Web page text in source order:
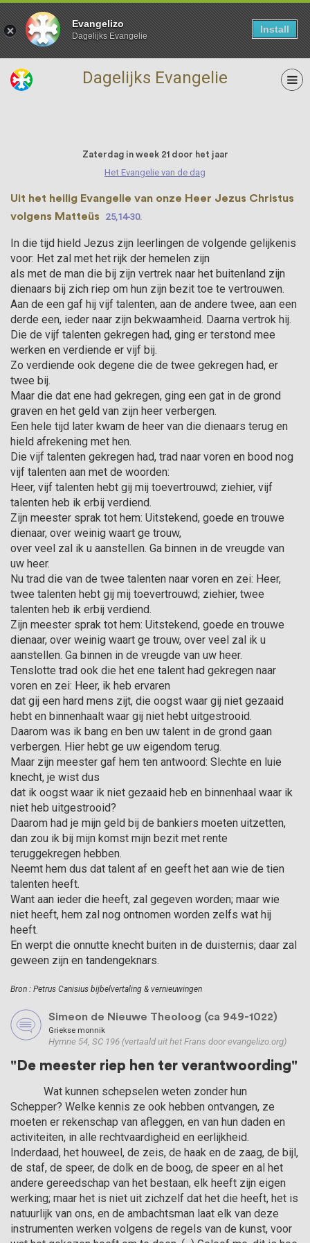
Evangelizo
Dagelijks Evangelie
Install
Dagelijks Evangelie 02 September
Zaterdag in week 21 door het jaar
Het Evangelie van de dag
Uit het heilig Evangelie van onze Heer Jezus Christus
volgens Matteüs
25,14-30.
In die tijd hield Jezus zijn leerlingen de volgende gelijkenis
voor: Het zal met het rijk der hemelen zijn
als met de man die bij zijn vertrek naar het buitenland zijn
dienaars bij zich riep om hun zijn bezit toe te ver­trou­wen.
Aan de een gaf hij vijf talenten, aan de andere twee, aan een
derde een, ieder naar zijn bekwaam­heid. Daarna vertrok hij.
Die de vijf talenten gekre­gen had, ging er terstond mee
werken en verdiende er vijf bij.
Zo verdiende ook degene die de twee gekregen had, er
twee bij.
Maar die dat ene had gekregen, ging een gat in de grond
graven en het geld van zijn heer verbergen.
Een hele tijd later kwam de heer van die dienaars terug en
hield afrekening met hen.
Die vijf talenten gekregen had, trad naar voren en bood nog
vijf talenten aan met de woorden:
Heer, vijf talenten hebt gij mij toevertrouwd; ziehier, vijf
talenten heb ik erbij verdiend.
Zijn meester sprak tot hem: Uitstekend, goede en trouwe
dienaar, over weinig waart ge trouw,
over veel zal ik u aanstellen. Ga binnen in de vreugde van
uw heer.
Nu trad die van de twee talenten naar voren en zei: Heer,
twee talenten hebt gij mij toevertrouwd; ziehier, twee
talenten heb ik erbij verdiend.
Zijn meester sprak tot hem: Uitstekend, goede en trouwe
dienaar, over weinig waart ge trouw, over veel zal ik u
aanstellen. Ga binnen in de vreugde van uw heer.
Tenslotte trad ook die het ene talent had gekregen naar
voren en zei: Heer, ik heb ervaren
dat gij een hard mens zijt, die oogst waar gij niet gezaaid
hebt en binnenhaalt waar gij niet hebt uitgestrooid.
Daarom was ik bang en ben uw talent in de grond gaan
verbergen. Hier hebt ge uw eigendom terug.
Maar zijn meester gaf hem ten antwoord: Slechte en luie
knecht, je wist dus
dat ik oogst waar ik niet gezaaid heb en binnen­haal waar ik
niet heb uitgestrooid?
Daarom had je mijn geld bij de bankiers moeten uitzetten,
dan zou ik bij mijn komst mijn bezit met rente
teruggekregen hebben.
Neemt hem dus dat talent af en geeft het aan wie de tien
talenten heeft.
Want aan ieder die heeft, zal gegeven worden; maar wie
niet heeft, hem zal nog ontnomen worden zelfs wat hij
heeft.
En werpt die onnutte knecht buiten in de duisternis; daar zal
geween zijn en tandengeknars.
Bron : Petrus Canisius bijbelvertaling & vernieuwingen
Simeon de Nieuwe Theoloog (ca 949-1022)
Griekse monnik
Hymne 54, SC 196 (vertaald uit het Frans door evangelizo.org)
"De meester riep hen ter verantwoording"
Schepper? Welke kennis ze ook hebben ontvangen, ze
moeten er rekenschap van afleggen, en van hun daden en
activiteiten, in alle rechtvaardigheid en eerlijkheid.
Inderdaad, het houweel, de zeis, de haak en de zaag, de bijl,
de staf, de speer, de dolk en de boog, de speer en al het
andere gereedschap van het bestaan, elk heeft zijn eigen
werking; maar het is niet uit zichzelf dat het die heeft, het is
natuurlijk van ons, en de ambachtsman laat elk van deze
instrumenten werken volgens de regels van de kunst, voor